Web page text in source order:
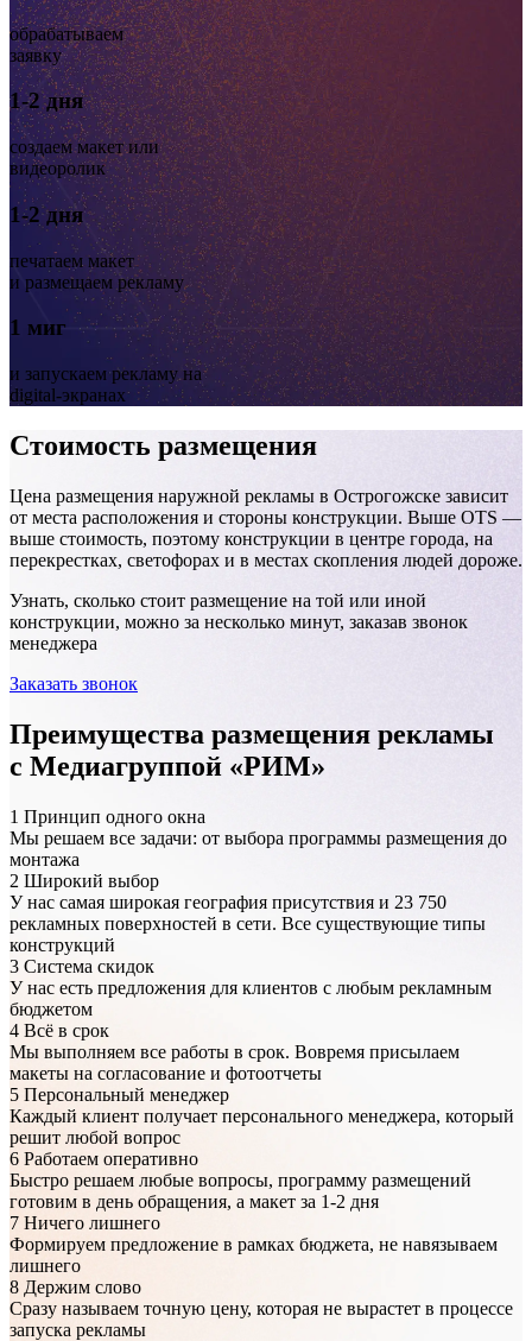
обрабатываем
заявку
1-2 дня
создаем макет или
видеоролик
1-2 дня
печатаем макет
и размещаем рекламу
1 миг
и запускаем рекламу на
digital-экранах
Стоимость размещения
Цена размещения наружной рекламы в Острогожске зависит
от места расположения и стороны конструкции. Выше OTS —
выше стоимость, поэтому конструкции в центре города, на
перекрестках, светофорах и в местах скопления людей дороже.
Узнать, сколько стоит размещение на той или иной
конструкции, можно за несколько минут, заказав звонок
менеджера
Заказать звонок
Преимущества размещения рекламы
с Медиагруппой «РИМ»
1 Принцип одного окна
Мы решаем все задачи: от выбора программы размещения до
монтажа
2 Широкий выбор
У нас самая широкая география присутствия и 23 750
рекламных поверхностей в сети. Все существующие типы
конструкций
3 Система скидок
У нас есть предложения для клиентов с любым рекламным
бюджетом
4 Всё в срок
Мы выполняем все работы в срок. Вовремя присылаем
макеты на согласование и фотоотчеты
5 Персональный менеджер
Каждый клиент получает персонального менеджера, который
решит любой вопрос
6 Работаем оперативно
Быстро решаем любые вопросы, программу размещений
готовим в день обращения, а макет за 1-2 дня
7 Ничего лишнего
Формируем предложение в рамках бюджета, не навязываем
лишнего
8 Держим слово
Сразу называем точную цену, которая не вырастет в процессе
запуска рекламы